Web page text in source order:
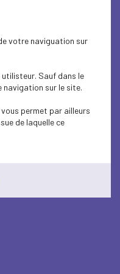
votre naviguation sur
Sauf dans le
sur le site.
permet par ailleurs
de laquelle ce